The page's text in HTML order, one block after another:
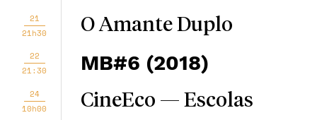
21
21h30
O Amante Duplo
22
21:30
MB#6 (2018)
24
10h00
CineEco — Escolas